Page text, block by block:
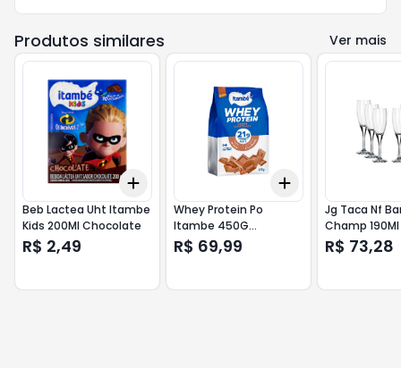
Produtos similares Ver mais
Add
Beb Lactea Uht Itambe
Kids 200Ml Chocolate
R$ 2,49
Add
Whey Protein Po
Itambe 450G
Chocolate
R$ 69,99
Jg Taca Nf
Champ 190Ml
R$ 73,28